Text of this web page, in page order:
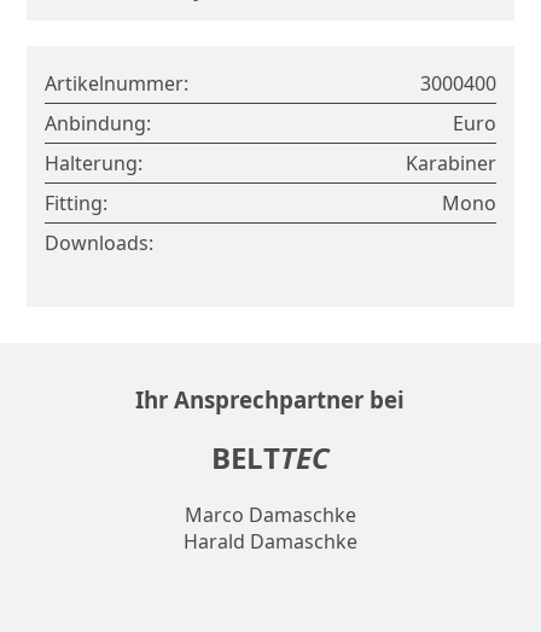
Artikelnummer:
3000400
Anbindung:
Euro
Halterung:
Karabiner
Fitting:
Mono
Downloads:
Zur Merkliste hinzufügen
Ihr Ansprechpartner bei
BELTTEC
Marco Damaschke
Harald Damaschke